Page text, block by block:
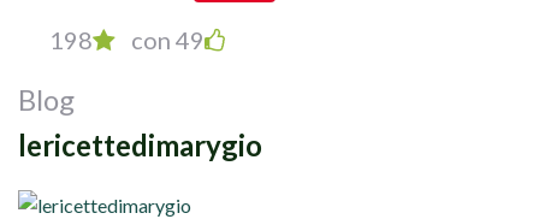
198 con 49
Blog
lericettedimarygio